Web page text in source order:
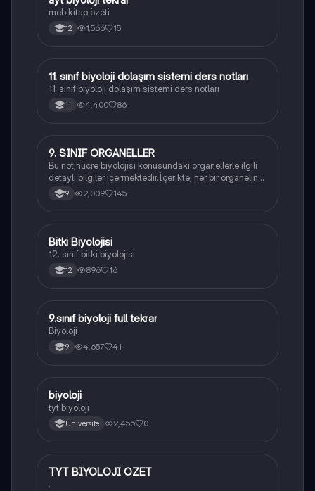
meb kitap özeti
12 1,566 15
Biyoloji
11. sınıf biyoloji dolaşım sistemi ders notları
11. sınıf biyoloji dolaşım sistemi ders notları
11 4,400 86
Biyoloji
9. SINIF ORGANELLER
Bu not,hücre biyolojisi konusundaki organellerle ilgili
detaylı bilgiler içermektedir.İçerikte, her bir organelin
yapısı,fonksiyonları ve hücre içindeki rolü
açıklanmaktadır.
9 2,009 145
Biyoloji
Bitki Biyolojisi
12. sınıf bitki biyolojisi
12 896 16
Biyoloji
9.sınıf biyoloji full tekrar
Biyoloji
9 4,657 41
BBiyoloji
biyoloji
tyt biyoloji
Üniversite 2,456 0
Biyoloji
TYT BİYOLOJİ OZET
.